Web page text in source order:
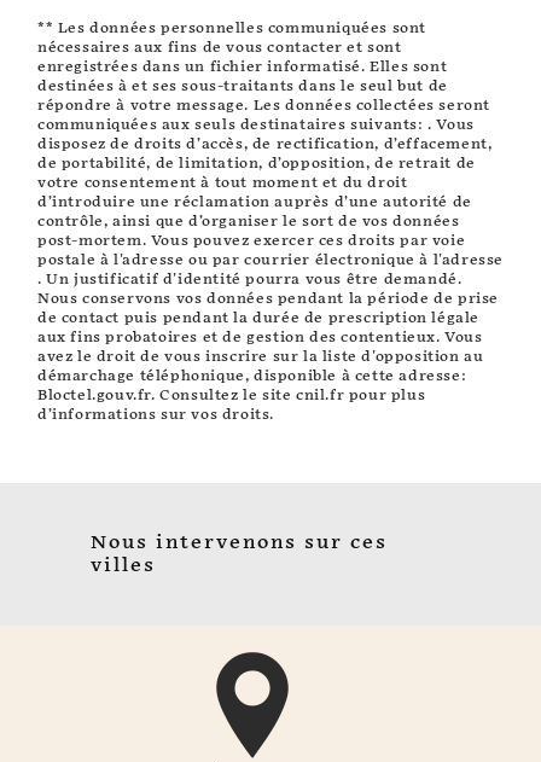
** Les données personnelles communiquées sont
nécessaires aux fins de vous contacter et sont
enregistrées dans un fichier informatisé. Elles sont
destinées à et ses sous-traitants dans le seul but de
répondre à votre message. Les données collectées seront
communiquées aux seuls destinataires suivants: . Vous
disposez de droits d’accès, de rectification, d’effacement,
de portabilité, de limitation, d’opposition, de retrait de
votre consentement à tout moment et du droit
d’introduire une réclamation auprès d’une autorité de
contrôle, ainsi que d’organiser le sort de vos données
post-mortem. Vous pouvez exercer ces droits par voie
postale à l'adresse ou par courrier électronique à l'adresse
. Un justificatif d'identité pourra vous être demandé.
Nous conservons vos données pendant la période de prise
de contact puis pendant la durée de prescription légale
aux fins probatoires et de gestion des contentieux. Vous
avez le droit de vous inscrire sur la liste d'opposition au
démarchage téléphonique, disponible à cette adresse:
Bloctel.gouv.fr. Consultez le site cnil.fr pour plus
d’informations sur vos droits.
Nous intervenons sur ces
villes